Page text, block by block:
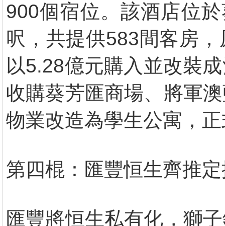
900個宿位。該酒店位
呎，共提供583間客房
以5.28億元購入並改裝
收購葵芳匯商場、將軍
物業改造為學生公寓，
第四棍：匯豐恒生齊推
匯豐將恒生私有化，獅